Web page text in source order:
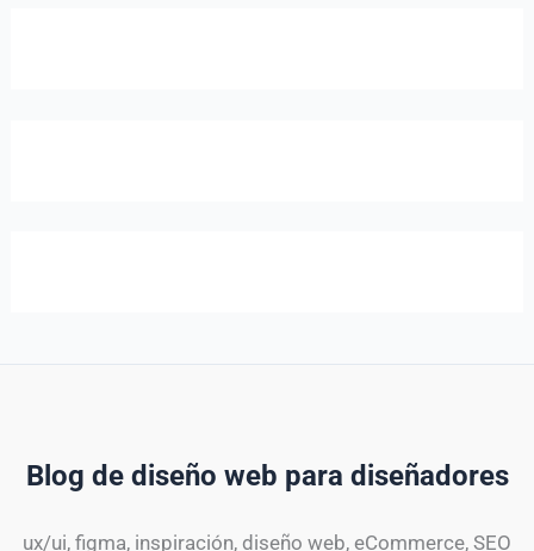
Blog de diseño web para diseñadores
ux/ui, figma, inspiración, diseño web, eCommerce, SEO